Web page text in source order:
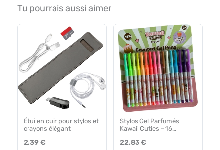
Tu pourrais aussi aimer
Étui en cuir pour stylos et
crayons élégant
2.39 €
Stylos Gel Parfumés
Kawaii Cuties – 16
22.83 €